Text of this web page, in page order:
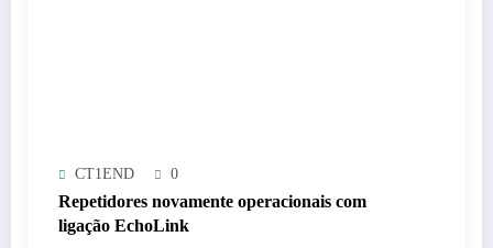
CT1END 0
Repetidores novamente operacionais com
ligação EchoLink